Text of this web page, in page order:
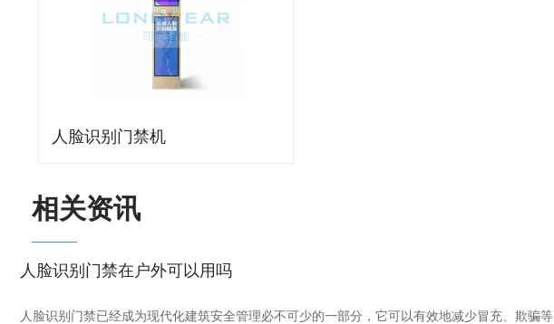
人脸识别门禁机
相关资讯
人脸识别门禁在户外可以用吗
人脸识别门禁已经成为现代化建筑安全管理必不可少的一部分，它可以有效地减少冒充、欺骗等